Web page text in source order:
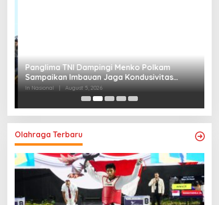
Panglima TNI Dampingi Menko Polkam
Sampaikan Imbauan Jaga Kondusivitas
Bangsa
In Nasional August 5, 2026
Olahraga Terbaru